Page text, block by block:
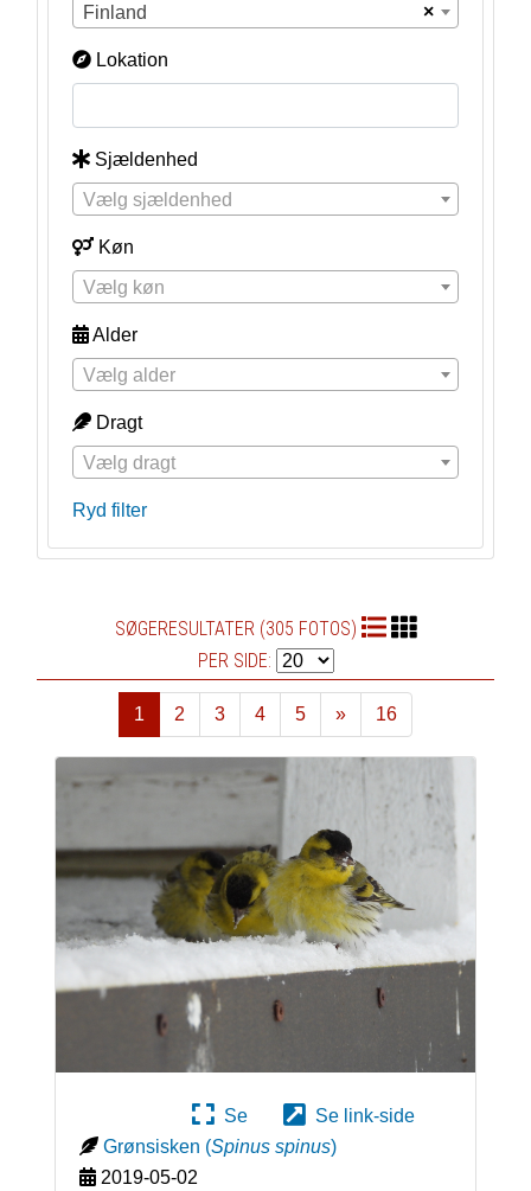
×
Finland
Lokation
Sjældenhed
Vælg sjældenhed
Køn
Vælg køn
Alder
Vælg alder
Dragt
Vælg dragt
Ryd filter
SØGERESULTATER (305 FOTOS)
PER SIDE:
1 2 3 4 5
»
Næste
16
Se
Se link-side
Grønsisken (Spinus spinus)
2019-05-02